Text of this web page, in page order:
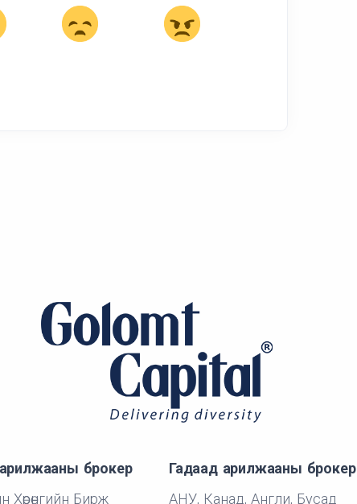
брокер
Хөрөнгийн Бирж
Гадаад арилжааны брокер
АНУ, Канад, Англи, Бусад